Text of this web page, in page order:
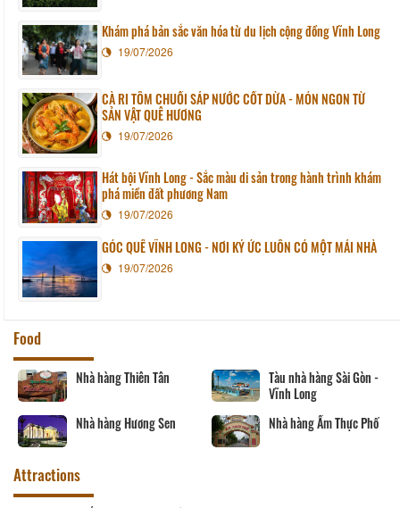
Khám phá bản sắc văn hóa từ du lịch cộng đồng Vĩnh Long
19/07/2026
CÀ RI TÔM CHUỐI SÁP NƯỚC CỐT DỪA - MÓN NGON TỪ
SẢN VẬT QUÊ HƯƠNG
19/07/2026
Hát bội Vĩnh Long - Sắc màu di sản trong hành trình khám
phá miền đất phương Nam
19/07/2026
GÓC QUÊ VĨNH LONG - NƠI KÝ ỨC LUÔN CÓ MỘT MÁI NHÀ
19/07/2026
Food
Nhà hàng Thiên Tân
Tàu nhà hàng Sài Gòn -
Vĩnh Long
Nhà hàng Hương Sen
Nhà hàng Ẩm Thực Phố
Attractions